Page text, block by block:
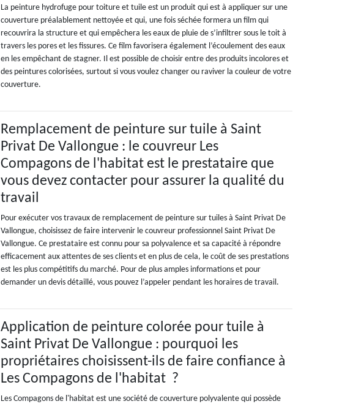
La peinture hydrofuge pour toiture et tuile est un produit qui est à appliquer sur une
couverture préalablement nettoyée et qui, une fois séchée formera un film qui
recouvrira la structure et qui empêchera les eaux de pluie de s’infiltrer sous le toit à
travers les pores et les fissures. Ce film favorisera également l’écoulement des eaux
en les empêchant de stagner. Il est possible de choisir entre des produits incolores et
des peintures colorisées, surtout si vous voulez changer ou raviver la couleur de votre
couverture.
Remplacement de peinture sur tuile à Saint
Privat De Vallongue : le couvreur Les
Compagons de l'habitat est le prestataire que
vous devez contacter pour assurer la qualité du
travail
Pour exécuter vos travaux de remplacement de peinture sur tuiles à Saint Privat De
Vallongue, choisissez de faire intervenir le couvreur professionnel Saint Privat De
Vallongue. Ce prestataire est connu pour sa polyvalence et sa capacité à répondre
efficacement aux attentes de ses clients et en plus de cela, le coût de ses prestations
est les plus compétitifs du marché. Pour de plus amples informations et pour
demander un devis détaillé, vous pouvez l’appeler pendant les horaires de travail.
Application de peinture colorée pour tuile à
Saint Privat De Vallongue : pourquoi les
propriétaires choisissent-ils de faire confiance à
Les Compagons de l'habitat ?
Les Compagons de l'habitat est une société de couverture polyvalente qui possède